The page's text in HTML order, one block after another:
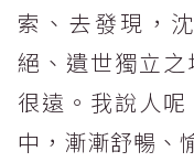
索、去發現，
絕、遺世獨立
很遠。我說人
中，漸漸舒暢、